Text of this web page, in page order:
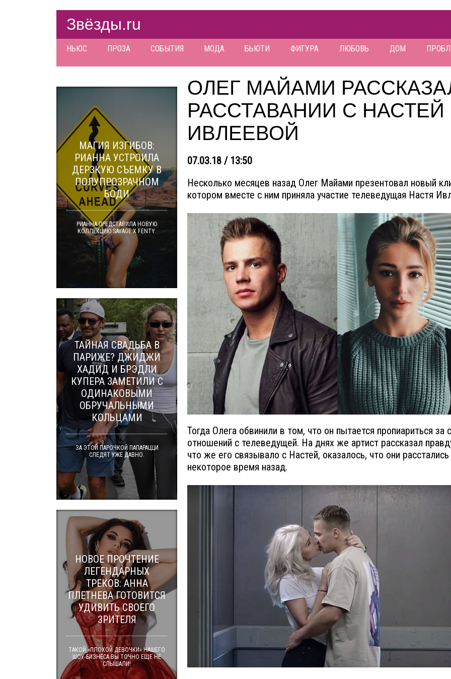
Звёзды.ru
НЬЮС ПРОЗА СОБЫТИЯ МОДА БЬЮТИ ФИГУРА ЛЮБОВЬ ДОМ
ОЛЕГ МАЙАМИ
РАССТАВАНИИ С НАСТЕЙ
ИВЛЕЕВОЙ
07.03.18 / 13:50
Несколько месяцев назад Олег Майами презентовал новый
котором вместе с ним приняла участие телеведущая Настя
Тогда Олега обвинили в том, что он пытается пропиариться за
отношений с телеведущей. На днях же артист рассказал
что же его связывало с Настей, оказалось, что они расстались
некоторое время назад.
МАГИЯ ИЗГИБОВ:
РИАННА УСТРОИЛА
ДЕРЗКУЮ СЪЕМКУ В
ПОЛУПРОЗРАЧНОМ
БОДИ
РИАННА ПРЕДСТАВИЛА НОВУЮ
КОЛЛЕКЦИЮ SAVAGE X FENTY.
ТАЙНАЯ СВАДЬБА В
ПАРИЖЕ? ДЖИДЖИ
ХАДИД И БРЭДЛИ
КУПЕРА ЗАМЕТИЛИ С
ОДИНАКОВЫМИ
ОБРУЧАЛЬНЫМИ
КОЛЬЦАМИ
ЗА ЭТОЙ ПАРОЧКОЙ ПАПАРАЦЦИ
СЛЕДЯТ УЖЕ ДАВНО.
НОВОЕ ПРОЧТЕНИЕ
ЛЕГЕНДАРНЫХ
ТРЕКОВ: АННА
ПЛЕТНЕВА ГОТОВИТСЯ
УДИВИТЬ СВОЕГО
ЗРИТЕЛЯ
ТАКОЙ «ПЛОХОЙ ДЕВОЧКИ» НАШЕГО
ШОУ-БИЗНЕСА ВЫ ТОЧНО ЕЩЕ НЕ
СЛЫШАЛИ!